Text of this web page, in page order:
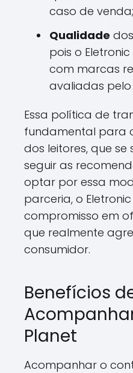
caso de venda;
Qualidade
pois o
com marcas
avaliadas
Essa política de
fundamental para
dos leitores, que
seguir as
optar por essa
parceria, o
compromisso em
que realmente
consumidor.
Benefícios
Planet
Acompanhar o